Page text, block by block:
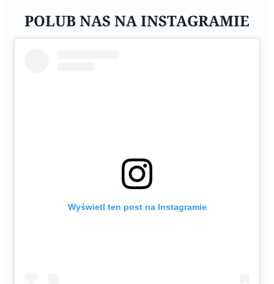
POLUB NAS NA INSTAGRAMIE
Wyświetl ten post na Instagramie